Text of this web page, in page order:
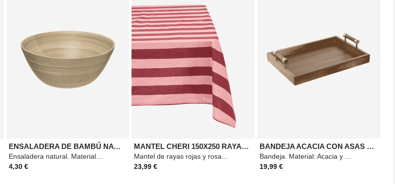
ENSALADERA DE BAMBÚ NATURAL 17 CM
Ensaladera natural. Material: Bambú. Medidas: 17x7,5cm. Color: Beige.
4,30 €
MANTEL CHERI 150X250 RAYAS ROJO
23,99 €
BANDEJA ACACIA CON ASAS METAL 39X26X8
19,99 €